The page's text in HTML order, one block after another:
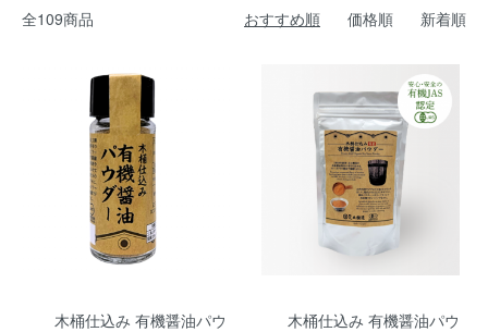
全109商品 おすすめ順 価格順 新着順
木桶仕込み 有機醤油パウ
木桶仕込み 有機醤油パウ